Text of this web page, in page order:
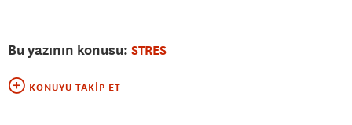
Bu yazının konusu: STRES
KONUYU TAKIP ET